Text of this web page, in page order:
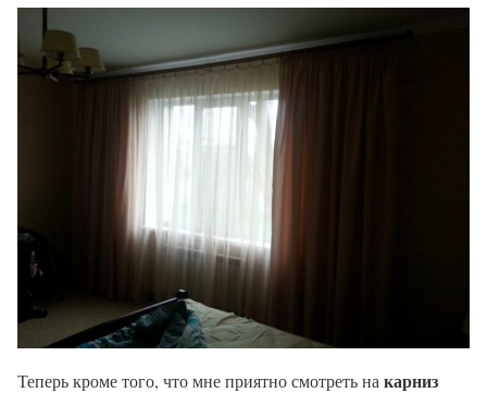
Теперь кроме того, что мне приятно смотреть на карниз